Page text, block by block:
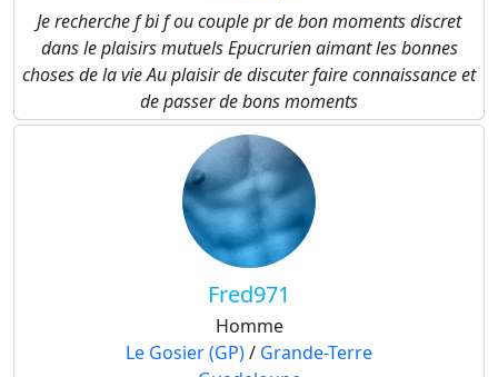
Je recherche f bi f ou couple pr de bon moments discret
dans le plaisirs mutuels Epucrurien aimant les bonnes
choses de la vie Au plaisir de discuter faire connaissance et
de passer de bons moments
Fred971
Homme
Le Gosier (GP)/ Grande-Terre